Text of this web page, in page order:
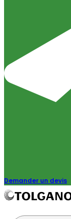
Demander un devis